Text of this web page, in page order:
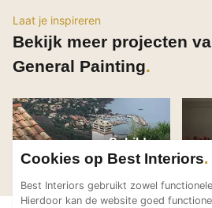
Technologie
Audio/Video
Thuisbioscoop
Mirror TV
Fitnessapparatuur
Wifi
Overig
Laat je inspireren
Bekijk meer projecten
General Painting
General Painting
Schilderwerken
vakantie villa
Frankrijk
Cookies op Best Interiors
Best Interiors gebruikt zowel
Hierdoor kan de website goed